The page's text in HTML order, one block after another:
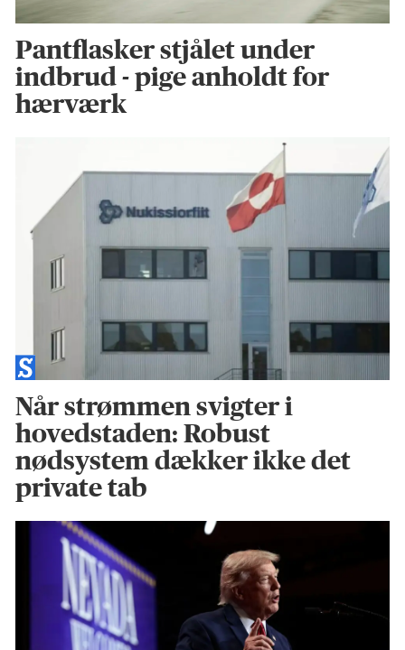
Pantflasker stjålet under
indbrud - pige anholdt for
hærværk
Når strømmen svigter i
hovedstaden: Robust
nødsystem dækker ikke det
private tab